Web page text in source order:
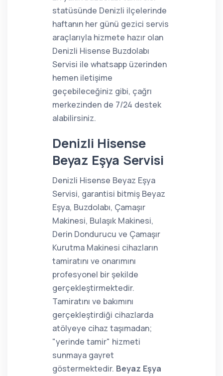
statüsünde Denizli ilçelerinde
haftanın her günü gezici servis
araçlarıyla hizmete hazır olan
Denizli Hisense Buzdolabı
Servisi ile whatsapp üzerinden
hemen iletişime
geçebileceğiniz gibi, çağrı
merkezinden de 7/24 destek
alabilirsiniz.
Denizli Hisense
Beyaz Eşya Servisi
Denizli Hisense Beyaz Eşya
Servisi, garantisi bitmiş Beyaz
Eşya, Buzdolabı, Çamaşır
Makinesi, Bulaşık Makinesi,
Derin Dondurucu ve Çamaşır
Kurutma Makinesi cihazların
tamiratını ve onarımını
profesyonel bir şekilde
gerçekleştirmektedir.
Tamiratını ve bakımını
gerçekleştirdiği cihazlarda
atölyeye cihaz taşımadan;
"yerinde tamir" hizmeti
sunmaya gayret
göstermektedir. Beyaz Eşya